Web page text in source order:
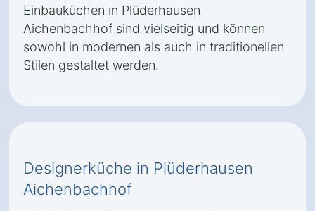
Einbauküchen in Plüderhausen
Aichenbachhof sind vielseitig und können
sowohl in modernen als auch in traditionellen
Stilen gestaltet werden.
Designerküche in Plüderhausen
Aichenbachhof